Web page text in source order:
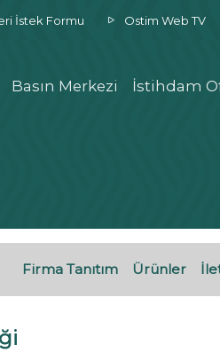
İstek Formu Ostim Web TV
Basın Merkezi İstihdam
Firma Tanıtım Ürünler